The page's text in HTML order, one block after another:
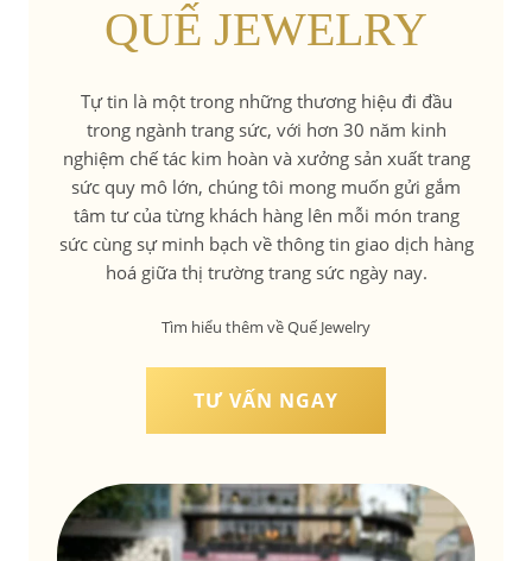
QUẾ JEWELRY
Tự tin là một trong những thương hiệu đi đầu
trong ngành trang sức, với hơn 30 năm kinh
nghiệm chế tác kim hoàn và xưởng sản xuất trang
sức quy mô lớn, chúng tôi mong muốn gửi gắm
tâm tư của từng khách hàng lên mỗi món trang
sức cùng sự minh bạch về thông tin giao dịch hàng
hoá giữa thị trường trang sức ngày nay.
Tìm hiểu thêm về Quế Jewelry
TƯ VẤN NGAY